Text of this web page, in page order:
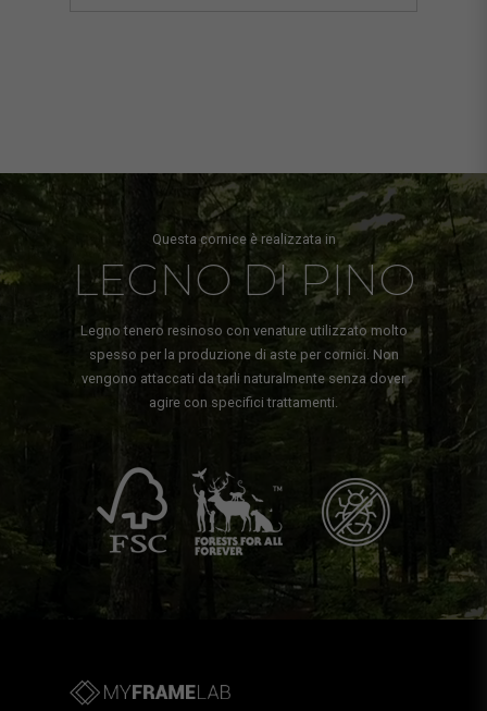
Questa cornice è realizzata in
LEGNO DI PINO
Legno tenero resinoso con venature utilizzato molto
spesso per la produzione di aste per cornici. Non
vengono attaccati da tarli naturalmente senza dover
agire con specifici trattamenti.